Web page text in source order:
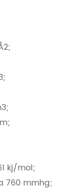
kj/mol;
760 mmhg;